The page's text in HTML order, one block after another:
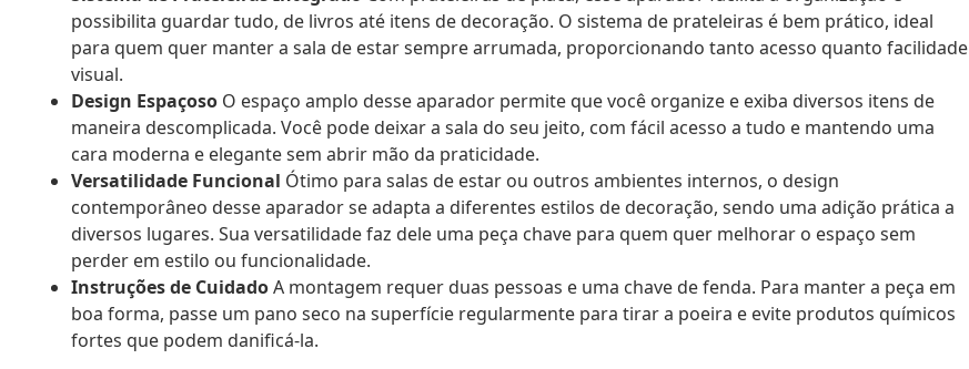
possibilita guardar tudo, de livros até itens de decoração. O sistema de prateleiras é bem prático, ideal
para quem quer manter a sala de estar sempre arrumada, proporcionando tanto acesso quanto facilidade
visual.
Design Espaçoso O espaço amplo desse aparador permite que você organize e exiba diversos itens de
maneira descomplicada. Você pode deixar a sala do seu jeito, com fácil acesso a tudo e mantendo uma
cara moderna e elegante sem abrir mão da praticidade.
Versatilidade Funcional Ótimo para salas de estar ou outros ambientes internos, o design
contemporâneo desse aparador se adapta a diferentes estilos de decoração, sendo uma adição prática a
diversos lugares. Sua versatilidade faz dele uma peça chave para quem quer melhorar o espaço sem
perder em estilo ou funcionalidade.
Instruções de CuidadoA montagem requer duas pessoas e uma chave de fenda. Para manter a peça em
boa forma, passe um pano seco na superfície regularmente para tirar a poeira e evite produtos químicos
fortes que podem danificá-la.